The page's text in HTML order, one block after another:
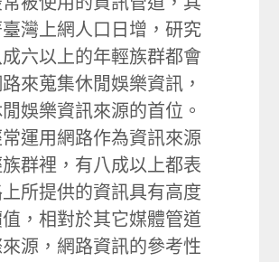
灣上網人口日增，研究
六以上的年輕族群都會
來蒐集休閒娛樂資訊，
娛樂資訊來源的首位。
運用網路作為資訊來源
群裡，有八成以上都表
所提供的資訊具有高度
，相對於其它媒體管道
源，網路資訊的參考性